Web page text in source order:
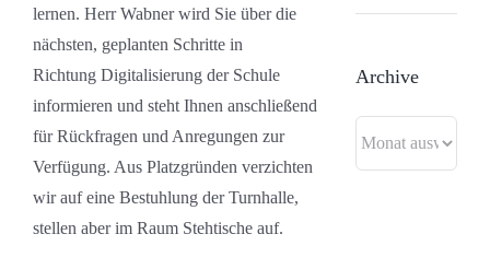
lernen. Herr Wabner wird Sie über die
nächsten, geplanten Schritte in
Richtung Digitalisierung der Schule
informieren und steht Ihnen anschließend
für Rückfragen und Anregungen zur
Verfügung. Aus Platzgründen verzichten
wir auf eine Bestuhlung der Turnhalle,
stellen aber im Raum Stehtische auf.
Archive